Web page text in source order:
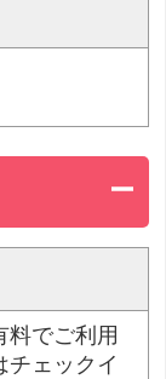
料でご利用
チェックイ